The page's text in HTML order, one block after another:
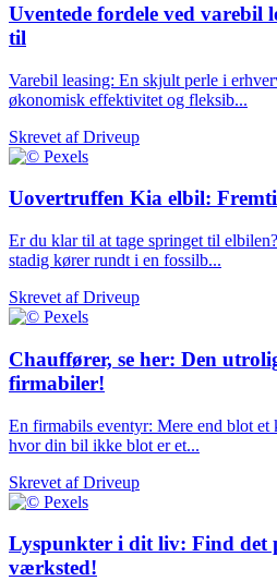
Uventede fordele ved varebil
til
Varebil leasing: En skjult perle i
økonomisk effektivitet og fleksib...
Skrevet afDriveup
Uovertruffen Kia elbil:
Er du klar til at tage springet til
stadig kører rundt i en fossilb...
Skrevet afDriveup
Chauffører, se her: Den
firmabiler!
En firmabils eventyr: Mere end blot et
hvor din bil ikke blot er et...
Skrevet afDriveup
Lyspunkter i dit liv: Find det
værksted!